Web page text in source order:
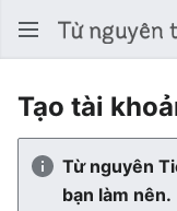
Tạo tài
Từ nguyên
bạn làm nên.